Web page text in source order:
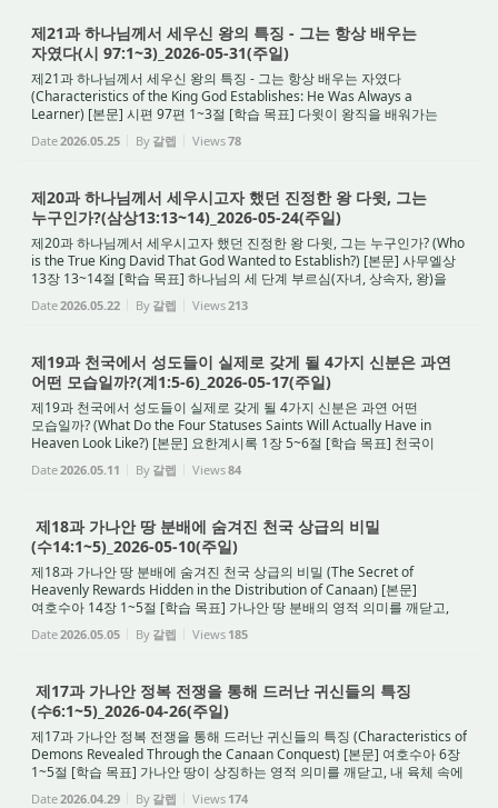
제21과 하나님께서 세우신 왕의 특징 - 그는 항상 배우는
자였다(시 97:1~3)_2026-05-31(주일)
제21과 하나님께서 세우신 왕의 특징 - 그는 항상 배우는 자였다
(Characteristics of the King God Establishes: He Was Always a
Learner) [본문] 시편 97편 1~3절 [학습 목표] 다윗이 왕직을 배워가는
과정을 통해, 천국에서 왕 노릇 할 자가 이 땅에서 무...
Date2026.05.25 By 갈렙 Views78
제20과 하나님께서 세우시고자 했던 진정한 왕 다윗, 그는
누구인가?(삼상13:13~14)_2026-05-24(주일)
제20과 하나님께서 세우시고자 했던 진정한 왕 다윗, 그는 누구인가? (Who
is the True King David That God Wanted to Establish?) [본문] 사무엘상
13장 13~14절 [학습 목표] 하나님의 세 단계 부르심(자녀, 상속자, 왕)을
이해하고, 다윗과 같이 '하나님의 ...
Date2026.05.22 By 갈렙 Views213
제19과 천국에서 성도들이 실제로 갖게 될 4가지 신분은 과연
어떤 모습일까?(계1:5-6)_2026-05-17(주일)
제19과 천국에서 성도들이 실제로 갖게 될 4가지 신분은 과연 어떤
모습일까? (What Do the Four Statuses Saints Will Actually Have in
Heaven Look Like?) [본문] 요한계시록 1장 5~6절 [학습 목표] 천국이
평등한 곳이 아니라 철저한 4대 계급과 상급이 있...
Date2026.05.11 By 갈렙 Views84
제18과 가나안 땅 분배에 숨겨진 천국 상급의 비밀
(수14:1~5)_2026-05-10(주일)
제18과 가나안 땅 분배에 숨겨진 천국 상급의 비밀 (The Secret of
Heavenly Rewards Hidden in the Distribution of Canaan) [본문]
여호수아 14장 1~5절 [학습 목표] 가나안 땅 분배의 영적 의미를 깨닫고,
대충 믿는 신앙을 버린 채 철저한 회개와 영적 전...
Date2026.05.05 By 갈렙 Views 185
제17과 가나안 정복 전쟁을 통해 드러난 귀신들의 특징
(수6:1~5)_2026-04-26(주일)
제17과 가나안 정복 전쟁을 통해 드러난 귀신들의 특징 (Characteristics of
Demons Revealed Through the Canaan Conquest) [본문] 여호수아 6장
1~5절 [학습 목표] 가나안 땅이 상징하는 영적 의미를 깨닫고, 내 육체 속에
숨어 연합 전선을 펼치는 귀신들을...
Date2026.04.29 By 갈렙 Views 174